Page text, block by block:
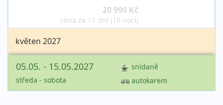
20 990 Kč
cena za 11 dní (10 nocí)
květen 2027
05.05. - 15.05.2027
středa - sobota
snídaně
autokarem